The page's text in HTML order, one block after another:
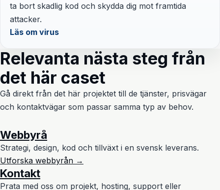
ta bort skadlig kod och skydda dig mot framtida
attacker.
Läs om virus
Relevanta nästa steg från
det här caset
Gå direkt från det här projektet till de tjänster, prisvägar
och kontaktvägar som passar samma typ av behov.
Webbyrå
Strategi, design, kod och tillväxt i en svensk leverans.
Utforska webbyrån →
Kontakt
Prata med oss om projekt, hosting, support eller